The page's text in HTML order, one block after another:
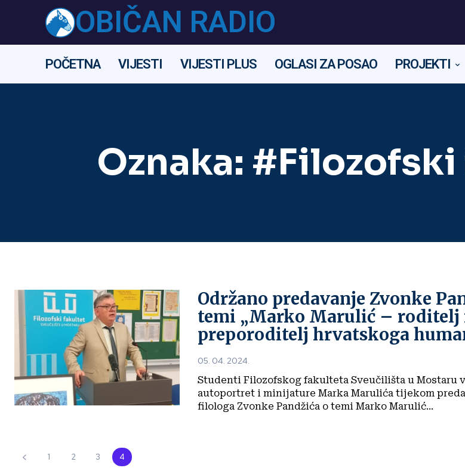
OBIČAN RADIO
POČETNA VIJESTI VIJESTI PLUS OGLASI ZA POSAO PROJEKTI
Oznaka: #Filozofski
Održano predavanje Zvonke
temi „Marko Marulić – roditelj
preporoditelj hrvatskoga
05. 04. 2024.
Studenti Filozofskog fakulteta Sveučilišta u Mostaru
autoportret i minijature Marka Marulića tijekom
filologa Zvonke Pandžića o temi Marko Marulić...
1 2 3 4